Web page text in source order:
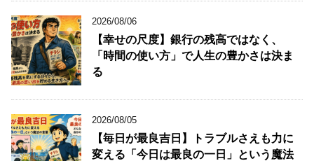
2026/08/06
【幸せの尺度】銀行の残高ではなく、
「時間の使い方」で人生の豊かさは決ま
る
2026/08/05
【毎日が最良吉日】トラブルさえも力に
変える「今日は最良の一日」という魔法